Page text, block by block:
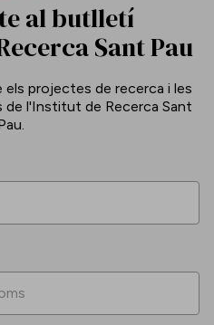
al butlletí
Sant Pau
projectes de recerca i les
l'Institut de Recerca Sant